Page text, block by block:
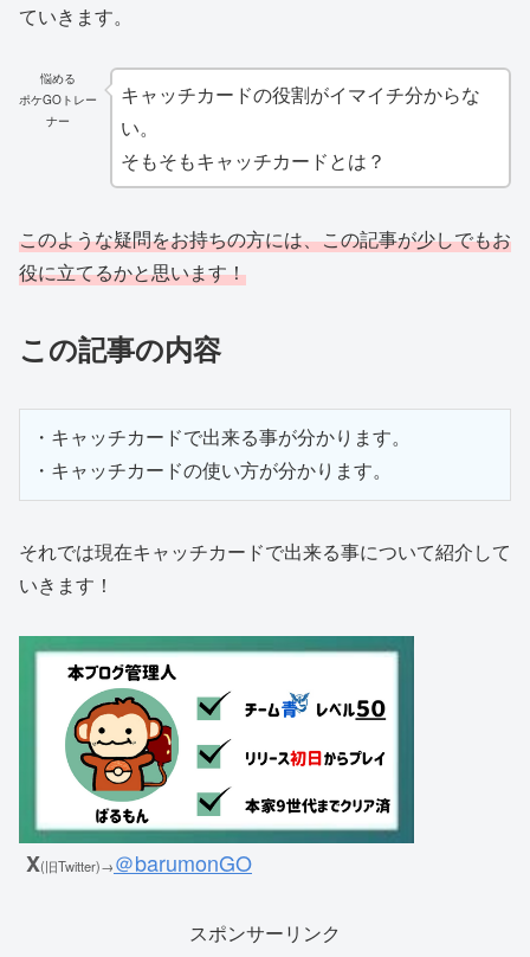
ていきます。
悩める
ポケGOトレー
ナー
キャッチカードの役割がイマイチ分からな
い。
そもそもキャッチカードとは？
このような疑問をお持ちの方には、この記事が少しでもお
役に立てるかと思います！
この記事の内容
・キャッチカードで出来る事が分かります。
・キャッチカードの使い方が分かります。
それでは現在キャッチカードで出来る事について紹介して
いきます！
X(旧Twitter)→＠barumonGO
スポンサーリンク